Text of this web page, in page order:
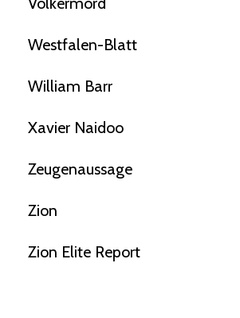
Westfalen-Blatt
William Barr
Xavier Naidoo
Zeugenaussage
Zion
Zion Elite Report